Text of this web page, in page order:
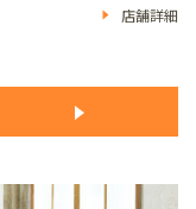
店舗詳細